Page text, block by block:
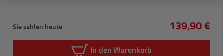
Sie zahlen heute
Regulärer
139,90 €
In den Warenkorb